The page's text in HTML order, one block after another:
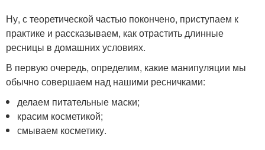
Ну, с теоретической частью покончено, приступаем к
практике и рассказываем, как отрастить длинные
ресницы в домашних условиях.
В первую очередь, определим, какие манипуляции мы
обычно совершаем над нашими ресничками:
делаем питательные маски;
красим косметикой;
смываем косметику.